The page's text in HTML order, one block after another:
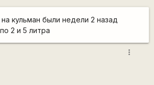
кульман были недели 2 назад
2 и 5 литра
more_vert